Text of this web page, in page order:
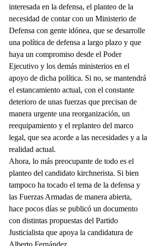
interesada en la defensa, el planteo de la
necesidad de contar con un Ministerio de
Defensa con gente idónea, que se desarrolle
una política de defensa a largo plazo y que
haya un compromiso desde el Poder
Ejecutivo y los demás ministerios en el
apoyo de dicha política. Si no, se mantendrá
el estancamiento actual, con el constante
deterioro de unas fuerzas que precisan de
manera urgente una reorganización, un
reequipamiento y el replanteo del marco
legal, que sea acorde a las necesidades y a la
realidad actual.
Ahora, lo más preocupante de todo es el
planteo del candidato kirchnerista. Si bien
tampoco ha tocado el tema de la defensa y
las Fuerzas Armadas de manera abierta,
hace pocos días se publicó un documento
con distintas propuestas del Partido
Justicialista que apoya la candidatura de
Alberto Fernández